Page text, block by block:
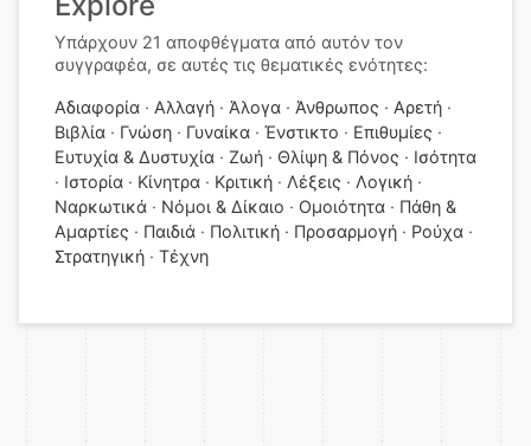
Υπάρχουν 21 αποφθέγματα από αυτόν τον
συγγραφέα, σε αυτές τις θεματικές ενότητες:
Αδιαφορία Αλλαγή Άλογα Άνθρωπος
Αρετή
Βιβλία
Γνώση Γυναίκα Ένστικτο
Επιθυμίες
Ευτυχία & Δυστυχία
Ζωή Θλίψη & Πόνος
Ισότητα
Ιστορία
Κίνητρα Κριτική Λέξεις
Λογική
Ναρκωτικά
Νόμοι & Δίκαιο Ομοιότητα
Πάθη &
Αμαρτίες
Παιδιά Πολιτική Προσαρμογή
Ρούχα
Στρατηγική
Τέχνη